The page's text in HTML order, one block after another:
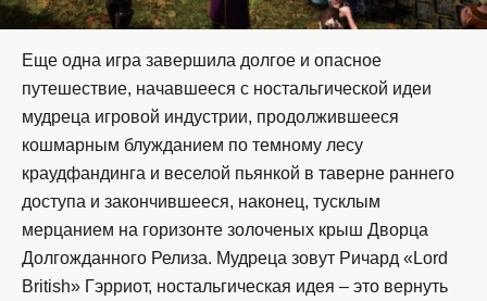
Еще одна игра завершила долгое и опасное
путешествие, начавшееся с ностальгической идеи
мудреца игровой индустрии, продолжившееся
кошмарным блужданием по темному лесу
краудфандинга и веселой пьянкой в таверне раннего
доступа и закончившееся, наконец, тусклым
мерцанием на горизонте золоченых крыш Дворца
Долгожданного Релиза. Мудреца зовут Ричард «Lord
British» Гэрриот, ностальгическая идея – это вернуть